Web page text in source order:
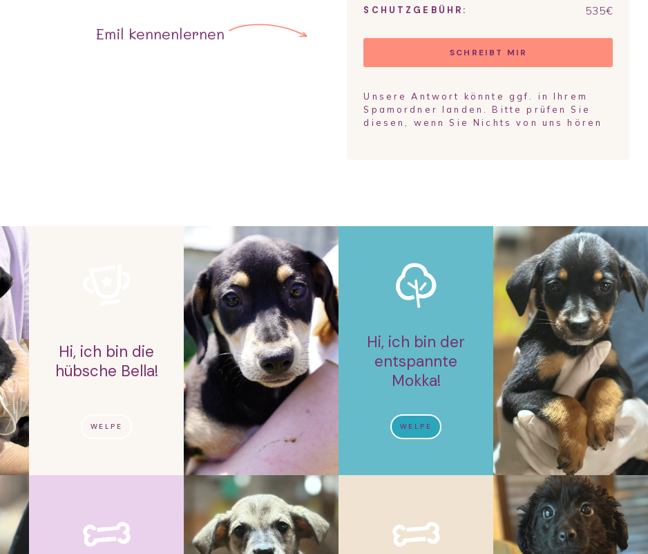
Emil kennenlernen
SCHUTZGEBÜHR: 535€
SCHREIBT MIR
Unsere Antwort könnte ggf. in Ihrem
Spamordner landen. Bitte prüfen Sie
diesen, wenn Sie Nichts von uns hören
Hi, ich bin die
hübsche Bella!
WELPE
Hi, ich bin der
entspannte
Mokka!
WELPE